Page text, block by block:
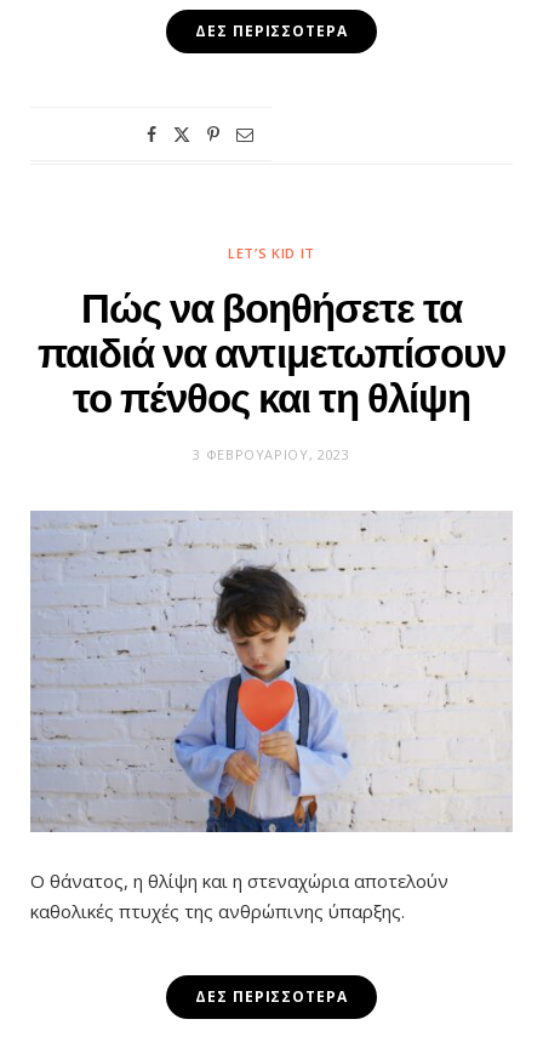
ΔΕΣ ΠΕΡΙΣΣΌΤΕΡΑ
LET’S KID IT
Πώς να βοηθήσετε τα
παιδιά να αντιμετωπίσουν
το πένθος και τη θλίψη
3 ΦΕΒΡΟΥΑΡΊΟΥ, 2023
Ο θάνατος, η θλίψη και η στεναχώρια αποτελούν
καθολικές πτυχές της ανθρώπινης ύπαρξης.
ΔΕΣ ΠΕΡΙΣΣΌΤΕΡΑ